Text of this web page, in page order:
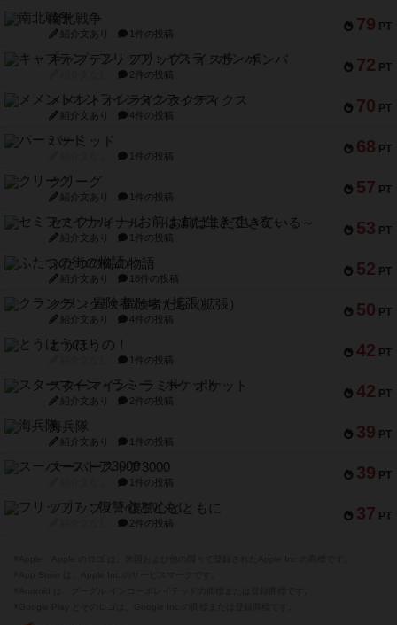
79 PT
南北戦争
紹介文あり 1件の投稿
72 PT
キャプテン・フリップ：イスラ・ボンバ
2件の投稿
70 PT
メメントオンラインタクティクス
紹介文あり 4件の投稿
68 PT
パーミッド
1件の投稿
57 PT
クリーグ
紹介文あり 1件の投稿
53 PT
セミファイナル ～お前はまだ生きている～
紹介文あり 1件の投稿
52 PT
ふたつの街の物語
紹介文あり 18件の投稿
50 PT
クランク! ：冒険者たち（拡張）
紹介文あり 4件の投稿
42 PT
とうほうの！
1件の投稿
42 PT
スターマイン・ラミー ポケット
紹介文あり 2件の投稿
39 PT
海兵隊
紹介文あり 1件の投稿
39 PT
スーパーストア3000
1件の投稿
37 PT
フリップ７：復讐心とともに
2件の投稿